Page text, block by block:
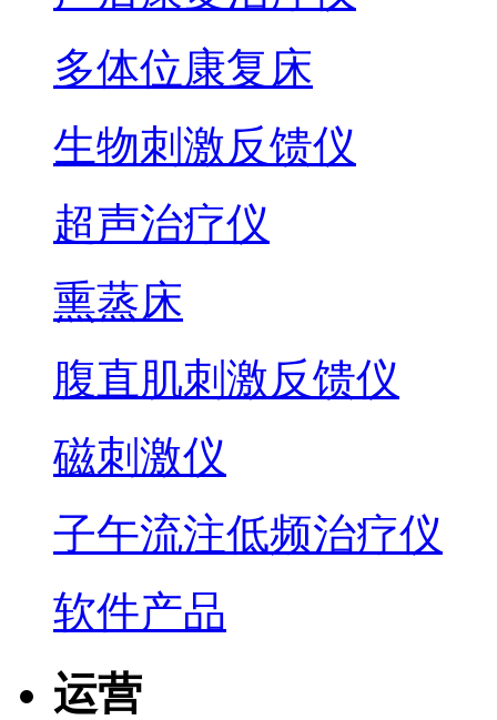
多体位康复床
生物刺激反馈仪
超声治疗仪
熏蒸床
腹直肌刺激反馈仪
磁刺激仪
子午流注低频治疗仪
软件产品
运营